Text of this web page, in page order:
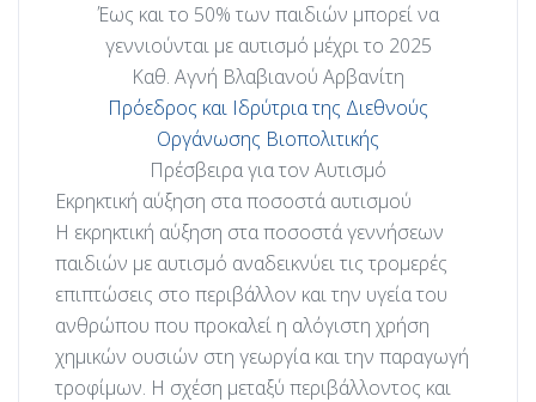
Έως και το 50% των παιδιών μπορεί να
γεννιούνται με αυτισμό μέχρι το 2025
Καθ. Αγνή Βλαβιανού Αρβανίτη
Πρόεδρος και Ιδρύτρια της Διεθνούς
Οργάνωσης Βιοπολιτικής
Πρέσβειρα για τον Αυτισμό
Εκρηκτική αύξηση στα ποσοστά αυτισμού
Η εκρηκτική αύξηση στα ποσοστά γεννήσεων
παιδιών με αυτισμό αναδεικνύει τις τρομερές
επιπτώσεις στο περιβάλλον και την υγεία του
ανθρώπου που προκαλεί η αλόγιστη χρήση
χημικών ουσιών στη γεωργία και την παραγωγή
τροφίμων. Η σχέση μεταξύ περιβάλλοντος και